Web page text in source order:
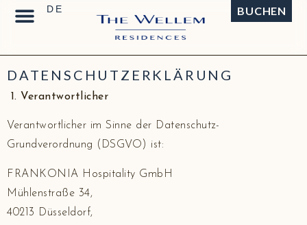
BUCHEN
DATENSCHUTZERKLÄRUNG
1. Verantwortlicher
Verantwortlicher im Sinne der Datenschutz-
Grundverordnung (DSGVO) ist:
FRANKONIA Hospitality GmbH
Mühlenstraße 34,
40213 Düsseldorf,